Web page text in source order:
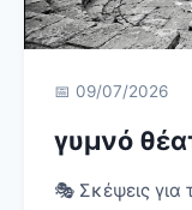
📅 09/07/2026
γυμνό
🎭 Σκέψεις για